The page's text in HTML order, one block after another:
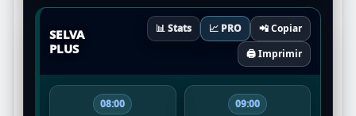
SELVA
PLUS
📊 Stats 📈 PRO
📲 Copiar
🖨️ Imprimir
08:00 09:00